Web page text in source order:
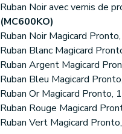
Ruban Noir avec vernis de
(MC600KO)
Ruban Noir Magicard
Ruban Blanc Magicard
Ruban Argent Magicard
Ruban Bleu Magicard
Ruban Or Magicard Pronto,
Ruban Rouge Magicard
Ruban Vert Magicard